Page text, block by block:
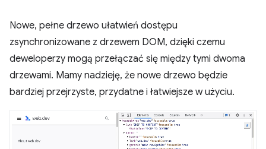
Nowe, pełne drzewo ułatwień dostępu
zsynchronizowane z drzewem DOM, dzięki czemu
deweloperzy mogą przełączać się między tymi dwoma
drzewami. Mamy nadzieję, że nowe drzewo będzie
bardziej przejrzyste, przydatne i łatwiejsze w użyciu.